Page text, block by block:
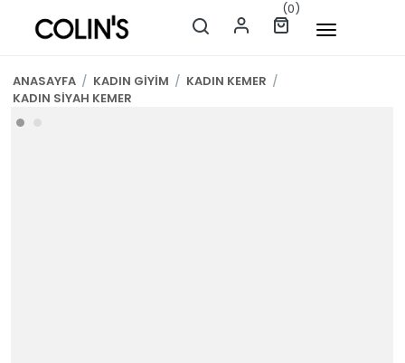
(0)
ANASAYFA / KADIN GİYİM / KADIN KEMER /
KADIN SİYAH KEMER